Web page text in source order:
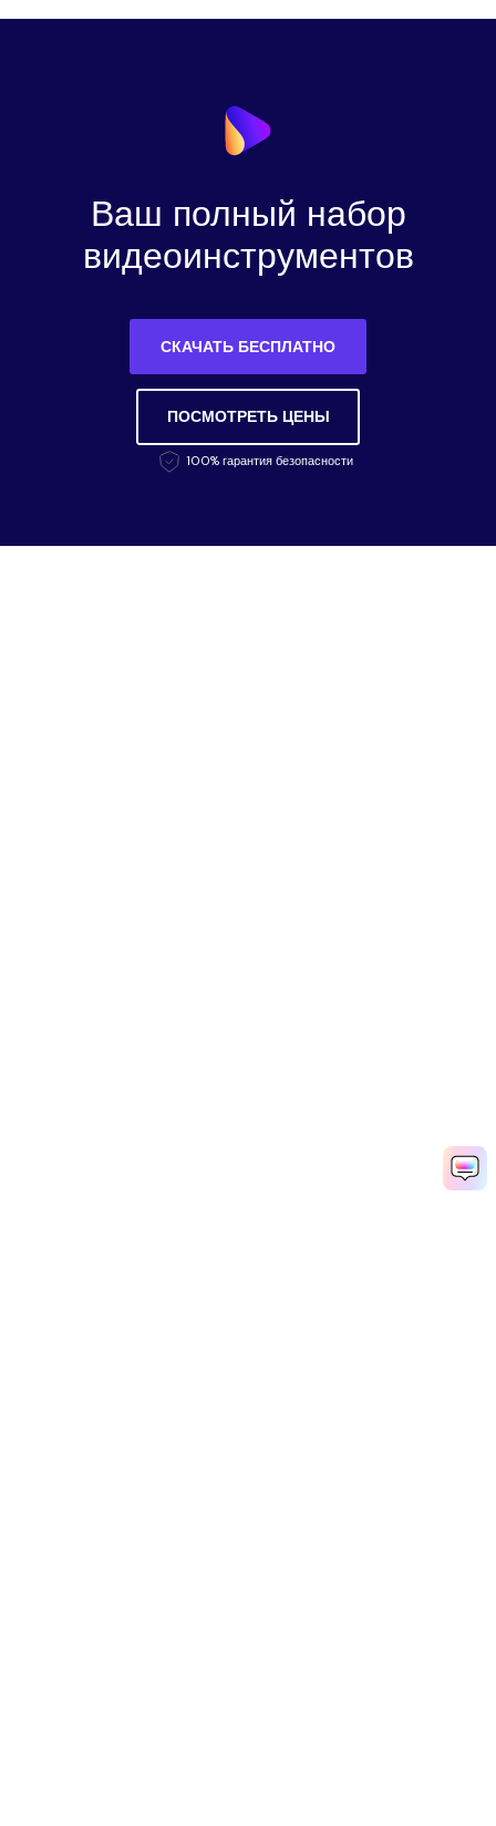
Ваш полный набор
видеоинструментов
СКАЧАТЬ БЕСПЛАТНО
ПОСМОТРЕТЬ ЦЕНЫ
100% гарантия безопасности